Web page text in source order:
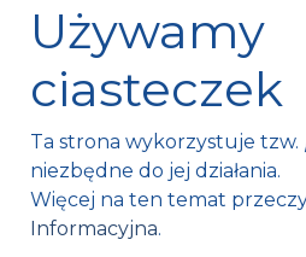
Mroczków 4a,
26-120 Bliżyn, Polska
tel. +48 41 254 12 66
Używamy
ciasteczek
Ta strona wykorzystuje tzw.
niezbędne do jej działania.
Więcej na ten temat
Informacyjna.